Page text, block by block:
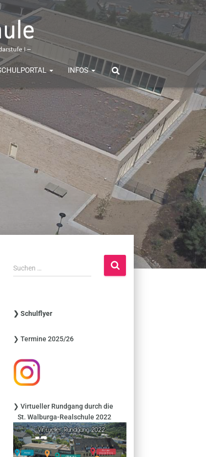
INFOS
S
u
n
a
h
:
Suchen …
❯ Schulflyer
❯ Termine 2025/26
❯ Virtueller Rundgang durch die
St. Walburga-Realschule 2022